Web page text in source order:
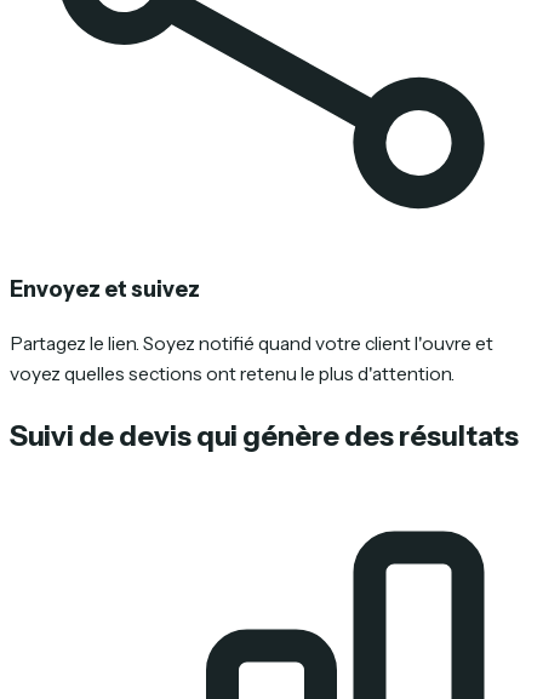
Envoyez et suivez
Partagez le lien. Soyez notifié quand votre client l'ouvre et
voyez quelles sections ont retenu le plus d'attention.
Suivi de devis qui génère des résultats